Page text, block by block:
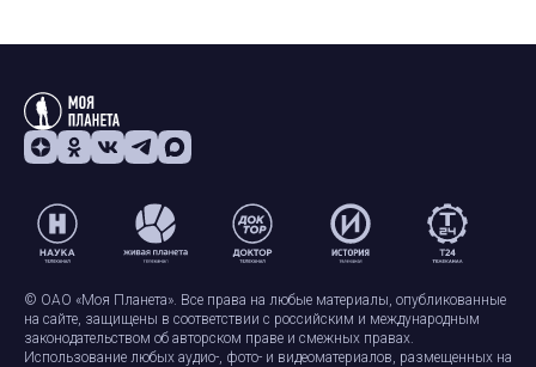
© ОАО «Моя Планета». Все права на любые материалы, опубликованные
на сайте, защищены в соответствии с российским и международным
законодательством об авторском праве и смежных правах.
Использование любых аудио-, фото- и видеоматериалов, размещенных на